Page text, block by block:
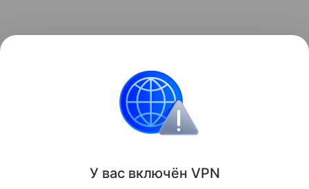
У вас включён VPN